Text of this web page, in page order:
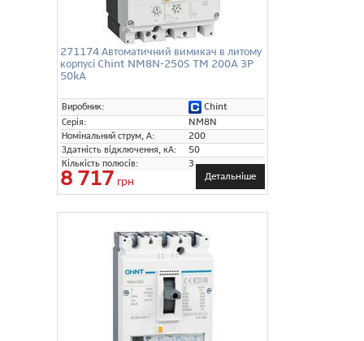
271174 Автоматичний вимикач в литому
корпусі Chint NM8N-250S TM 200A 3P
50kA
Виробник:
Chint
Серія:
NM8N
Номінальний струм, А:
200
Здатність відключення, кА:
50
Кількість полюсів:
3
8 717 грн Детальніше